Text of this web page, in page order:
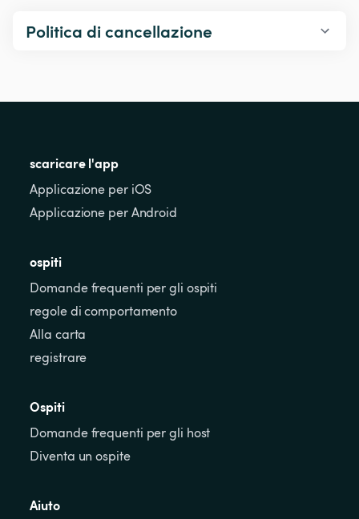
Politica di cancellazione
scaricare l'app
Applicazione per iOS
Applicazione per Android
ospiti
Domande frequenti per gli ospiti
regole di comportamento
Alla carta
registrare
Ospiti
Domande frequenti per gli host
Diventa un ospite
Aiuto